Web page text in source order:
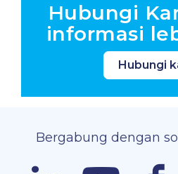
Hubungi
informasi
Hubungi
Bergabung dengan